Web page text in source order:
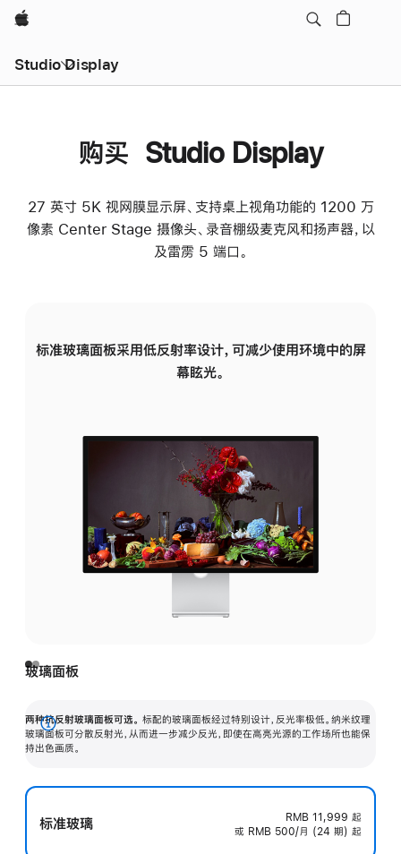
Apple
Studio Display
购买 Studio Display
27 英寸 5K 视网膜显示屏、支持桌上视角功能的 1200 万
像素 Center Stage 摄像头、录音棚级麦克风和扬声器，以
及雷雳 5 端口。
标准玻璃面板采用低反射率设计，可减少使用环境中的屏
幕眩光。
玻璃面板
两种抗反射玻璃面板可选。 标配的玻璃面板经过特别设计，反光率极低。纳米纹理
玻璃面板可分散反射光，从而进一步减少反光，即使在高亮光源的工作场所也能保
持出色画质。
展
开
标准玻璃 RMB 11,999 起
或 RMB 500/月 (24 期) 起